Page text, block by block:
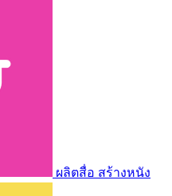
ผลิตสื่อ สร้างหนัง